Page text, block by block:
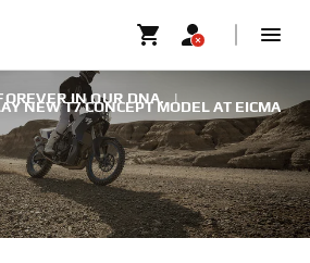
NEW T7 CONCEPT MODEL AT EICMA
IN OUR DNA.
|